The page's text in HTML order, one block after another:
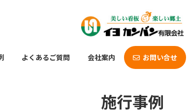
よくあるご質問 会社案内 お問い合せ
施行事例